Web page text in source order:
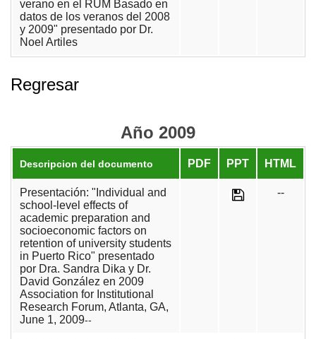
verano en el RUM Basado en
datos de los veranos del 2008
y 2009" presentado por Dr.
Noel Artiles
Regresar
Año 2009
Descripcion del documento PDF PPT HTML
Presentación: "Individual and
school-level effects of
academic preparation and
socioeconomic factors on
retention of university students
in Puerto Rico" presentado
por Dra. Sandra Dika y Dr.
David González en 2009
Association for Institutional
Research Forum, Atlanta, GA,
June 1, 2009--
--